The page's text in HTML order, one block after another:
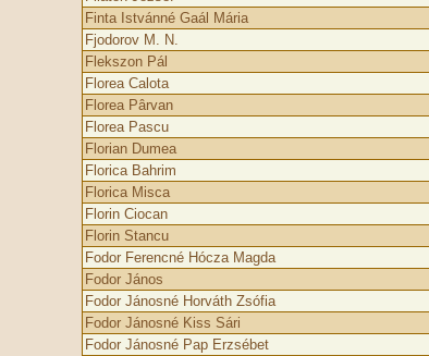
Finta Istvánné Gaál Mária
Fjodorov M. N.
Flekszon Pál
Florea Calota
Florea Pârvan
Florea Pascu
Florian Dumea
Florica Bahrim
Florica Misca
Florin Ciocan
Florin Stancu
Fodor Ferencné Hócza Magda
Fodor János
Fodor Jánosné Horváth Zsófia
Fodor Jánosné Kiss Sári
Fodor Jánosné Pap Erzsébet